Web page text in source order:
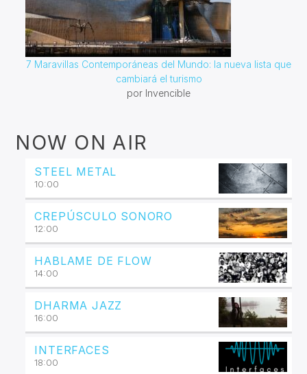
7 Maravillas Contemporáneas del Mundo: la nueva lista que
cambiará el turismo
por Invencible
NOW ON AIR
STEEL METAL
10:00
CREPÚSCULO SONORO
12:00
HABLAME DE FLOW
14:00
DHARMA JAZZ
16:00
INTERFACES
18:00